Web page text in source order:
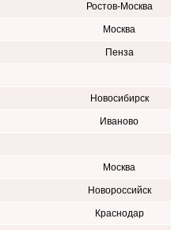
Ростов-Москва
Москва
Пенза
Новосибирск
Иваново
Москва
Новороссийск
Краснодар